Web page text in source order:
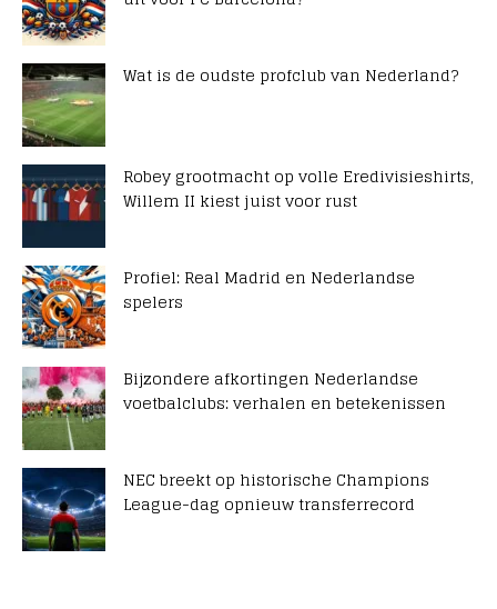
Wat is de oudste profclub van Nederland?
Robey grootmacht op volle Eredivisieshirts,
Willem II kiest juist voor rust
Profiel: Real Madrid en Nederlandse
spelers
Bijzondere afkortingen Nederlandse
voetbalclubs: verhalen en betekenissen
NEC breekt op historische Champions
League-dag opnieuw transferrecord